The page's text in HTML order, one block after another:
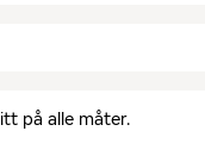
på alle måter.